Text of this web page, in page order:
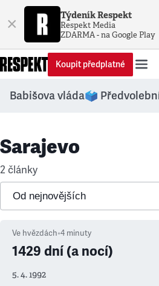
× Týdeník Respekt
Respekt Media
ZDARMA - na Google Play
Koupit předplatné
Babišova vláda🗳️
Sarajevo
2 články
Ve hvězdách•4 minuty
1429 dní (a nocí)
5. 4. 1992